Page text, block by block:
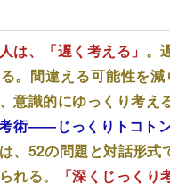
は、「遅く考える」 。
。間違える可能性を
意識的にゆっくり考え
術――じっくりトコト
、52の問題と対話形式
れる。
「深くじっく